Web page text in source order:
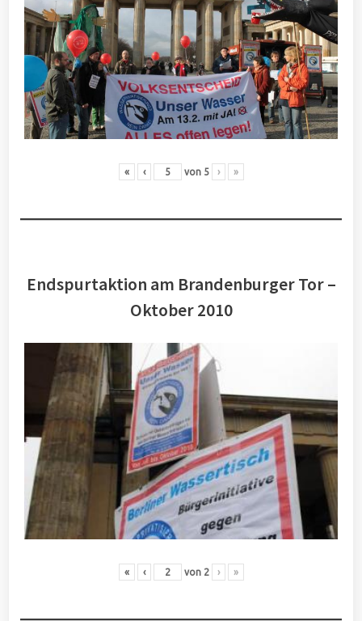
« ‹ von 5 › »
Endspurtaktion am Brandenburger Tor –
Oktober 2010
« ‹ von 2 › »